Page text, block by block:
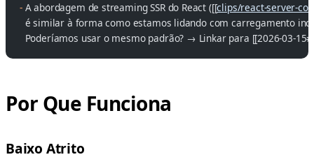
- A abordagem de streaming SSR do React ([[clips/react-server-
é similar à forma como estamos lidando com carregamento
Poderíamos usar o mesmo padrão? → Linkar para [[2026-03-
Por Que Funciona
Baixo Atrito